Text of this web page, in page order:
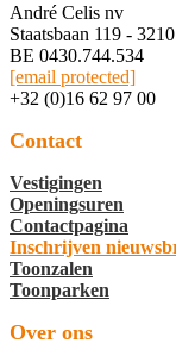
André Celis nv
Staatsbaan 119 -
BE 0430.744.534
[email protected]
+32 (0)16 62 97 00
Contact
Vestigingen
Openingsuren
Contactpagina
Inschrijven
Toonzalen
Toonparken
Over ons